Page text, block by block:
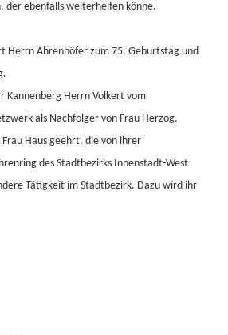
der ebenfalls weiterhelfen könne.
Herrn Ahrenhöfer zum 75. Geburtstag und
Kannenberg Herrn Volkert vom
als Nachfolger von Frau Herzog.
Haus geehrt, die von ihrer
des Stadtbezirks Innenstadt-West
Tätigkeit im Stadtbezirk. Dazu wird ihr